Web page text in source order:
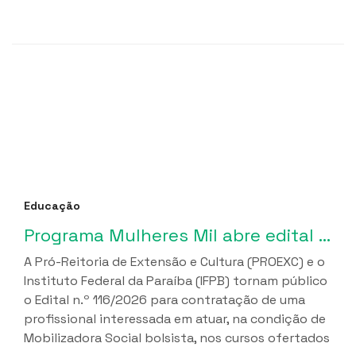
Educação
Programa Mulheres Mil abre edital para contratação de Mobilizadora Social, em João Pessoa
A Pró-Reitoria de Extensão e Cultura (PROEXC) e o
Instituto Federal da Paraíba (IFPB) tornam público
o Edital n.º 116/2026 para contratação de uma
profissional interessada em atuar, na condição de
Mobilizadora Social bolsista, nos cursos ofertados